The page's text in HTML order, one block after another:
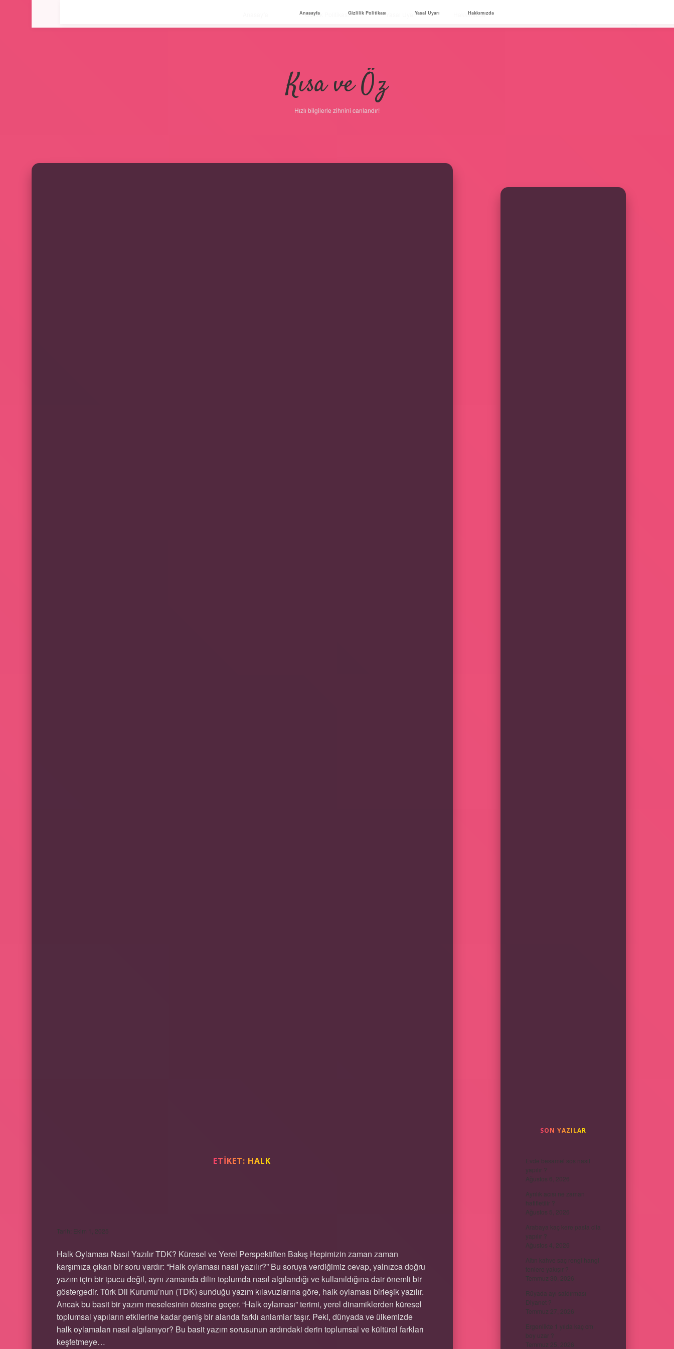
Gizlilik Politikası Yasal Uyarı Hakkımızda
Kısa ve Öz
Hızlı bilgilerle zihnini canlandır!
ETIKET: HALK
Tarih: Ekim 1, 2025
Halk Oylaması Nasıl Yazılır TDK? Küresel ve Yerel Perspektiften Bakış Hepimizin zaman zaman
karşımıza çıkan bir soru vardır: “Halk oylaması nasıl yazılır?” Bu soruya verdiğimiz cevap, yalnızca doğru
yazım için bir ipucu değil, aynı zamanda dilin toplumda nasıl algılandığı ve kullanıldığına dair önemli bir
göstergedir. Türk Dil Kurumu’nun (TDK) sunduğu yazım kılavuzlarına göre, halk oylaması birleşik yazılır.
Ancak bu basit bir yazım meselesinin ötesine geçer. “Halk oylaması” terimi, yerel dinamiklerden küresel
toplumsal yapıların etkilerine kadar geniş bir alanda farklı anlamlar taşır. Peki, dünyada ve ülkemizde
halk oylamaları nasıl algılanıyor? Bu basit yazım sorusunun ardındaki derin toplumsal ve kültürel farkları
keşfetmeye…
SON YAZILAR
Evde besamel sos nasıl
yapılır ?
Ağustos 6, 2026
Ayrılık acısı ne zaman
hafifletilir ?
Ağustos 5, 2026
Arabaya kaç kere pasta cila
yapılır ?
Ağustos 4, 2026
Altın kahve saç rengi hangi
tenlere yakışır ?
Temmuz 30, 2026
Rüyada ayı saldırması
Diyanet ?
Temmuz 27, 2026
Ergenlikte 1 yılda kaç cm
boy uzar ?
Temmuz 25, 2026
Anasayfa Gizlilik Politikası Yasal Uyarı Hakkımızda